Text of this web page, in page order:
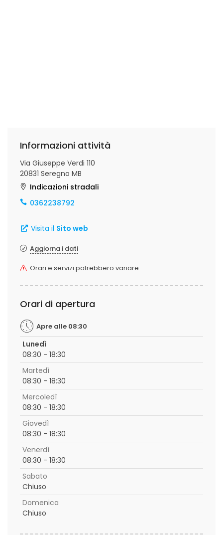
Informazioni attività
Via Giuseppe Verdi 110
20831 Seregno MB
Indicazioni stradali
0362238792
Visita il Sito web
Aggiorna i dati
Orari e servizi potrebbero variare
Orari di apertura
Apre alle 08:30
Lunedì
08:30 - 18:30
Martedì
08:30 - 18:30
Mercoledì
08:30 - 18:30
Giovedì
08:30 - 18:30
Venerdì
08:30 - 18:30
Sabato
Chiuso
Domenica
Chiuso